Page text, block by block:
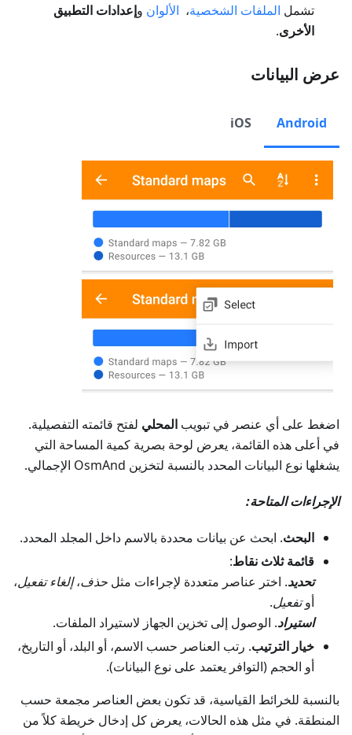
تشمل الملفات الشخصية، الألوان وإعدادات التطبيق
الأخرى.
عرض البيانات
Android
iOS
اضغط على أي عنصر في تبويب المحلي لفتح قائمته التفصيلية.
في أعلى هذه القائمة، يعرض لوحة بصرية كمية المساحة التي
يشغلها نوع البيانات المحدد بالنسبة لتخزين OsmAnd الإجمالي.
الإجراءات المتاحة:
البحث. ابحث عن بيانات محددة بالاسم داخل المجلد المحدد.
قائمة ثلاث نقاط:
تحديد. اختر عناصر متعددة لإجراءات مثل حذف،إلغاء تفعيل،
أوتفعيل.
استيراد. الوصول إلى تخزين الجهاز لاستيراد الملفات.
خيار الترتيب. رتب العناصر حسب الاسم، أو البلد، أو التاريخ،
أو الحجم (التوافر يعتمد على نوع البيانات).
بالنسبة للخرائط القياسية، قد تكون بعض العناصر مجمعة حسب
المنطقة. في مثل هذه الحالات، يعرض كل إدخال خريطة كلاً من